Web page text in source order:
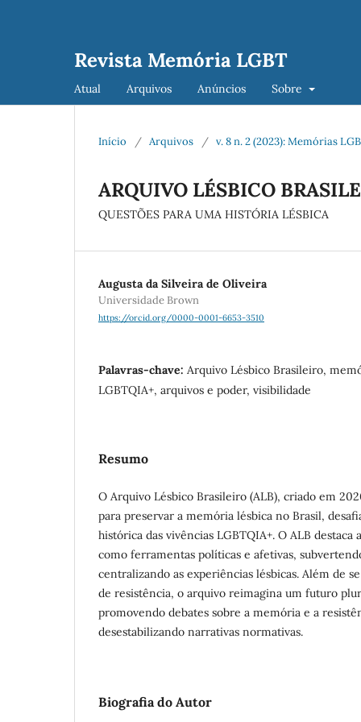
Revista Memória LGBT
Atual Arquivos Anúncios Sobre
Início / Arquivos / v. 8 n. 2 (2023): Memórias
ARQUIVO LÉSBICO
QUESTÕES PARA UMA HISTÓRIA LÉSBICA
Augusta da Silveira de Oliveira
Universidade Brown
https://orcid.org/0000-0001-6653-3510
Palavras-chave: Arquivo Lésbico Brasileiro,
LGBTQIA+, arquivos e poder, visibilidade
Resumo
O Arquivo Lésbico Brasileiro (ALB), criado em
para preservar a memória lésbica no Brasil,
histórica das vivências LGBTQIA+. O ALB
como ferramentas políticas e afetivas,
centralizando as experiências lésbicas. Além de
de resistência, o arquivo reimagina um futuro
promovendo debates sobre a memória e a
desestabilizando narrativas normativas.
Biografia do Autor